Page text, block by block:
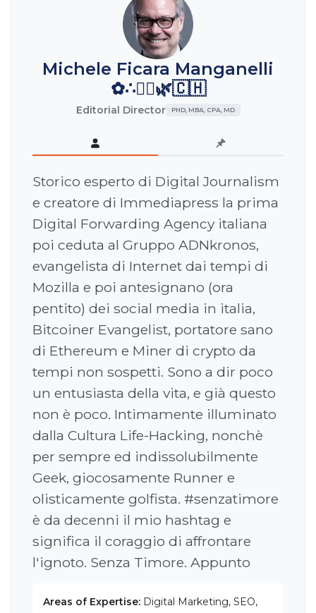
Michele Ficara Manganelli
✿∴♛🌿🇨🇭
Editorial Director PHD, MBA, CPA, MD
Storico esperto di Digital Journalism
e creatore di Immediapress la prima
Digital Forwarding Agency italiana
poi ceduta al Gruppo ADNkronos,
evangelista di Internet dai tempi di
Mozilla e poi antesignano (ora
pentito) dei social media in italia,
Bitcoiner Evangelist, portatore sano
di Ethereum e Miner di crypto da
tempi non sospetti. Sono a dir poco
un entusiasta della vita, e già questo
non è poco. Intimamente illuminato
dalla Cultura Life-Hacking, nonchè
per sempre ed indissolubilmente
Geek, giocosamente Runner e
olisticamente golfista. #senzatimore
è da decenni il mio hashtag e
significa il coraggio di affrontare
l'ignoto. Senza Timore. Appunto
Areas of Expertise: Digital Marketing, SEO,